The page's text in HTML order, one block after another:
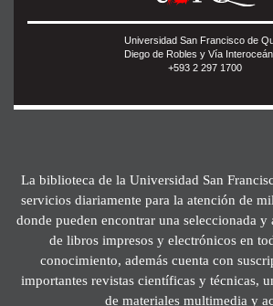
Universidad San Francisco de
Diego de Robles y Vía
+593 2 297 1700
La biblioteca de la Universidad San
servicios diariamente para la atención de
donde pueden encontrar una seleccionada
de libros impresos y electrónicos en
conocimiento, además cuenta con
importantes revistas científicas y técnicas,
de materiales multimedia y